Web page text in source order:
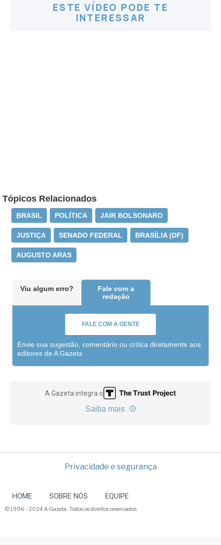
ESTE VÍDEO PODE TE
INTERESSAR
Tópicos Relacionados
BRASIL POLÍTICA JAIR BOLSONARO
JUSTIÇA SENADO FEDERAL BRASÍLIA (DF)
AUGUSTO ARAS
Viu algum erro?
Fale com a
redação
FALE COM A GENTE
Envie sua sugestão, comentário ou crítica diretamente aos
editores de A Gazeta
A Gazeta integra o
Saiba mais
Privacidade e segurança
HOME SOBRE NÓS EQUIPE
© 1996 - 2024 A Gazeta. Todos os direitos reservados